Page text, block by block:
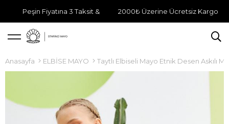
Peşin Fiyatına 3 Taksit & 2000₺ Üzerine Ücretsiz Kargo
Anasayfa ELBİSE MAYO Taytlı Elbiseli Mayo Etnik Desen Askılı